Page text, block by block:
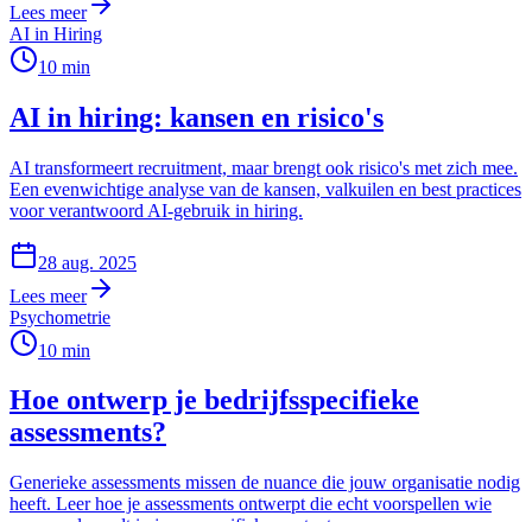
Lees meer
AI in Hiring
10 min
AI in hiring: kansen en risico's
AI transformeert recruitment, maar brengt ook risico's met zich mee.
Een evenwichtige analyse van de kansen, valkuilen en best practices
voor verantwoord AI-gebruik in hiring.
28 aug. 2025
Lees meer
Psychometrie
10 min
Hoe ontwerp je bedrijfsspecifieke
assessments?
Generieke assessments missen de nuance die jouw organisatie nodig
heeft. Leer hoe je assessments ontwerpt die echt voorspellen wie